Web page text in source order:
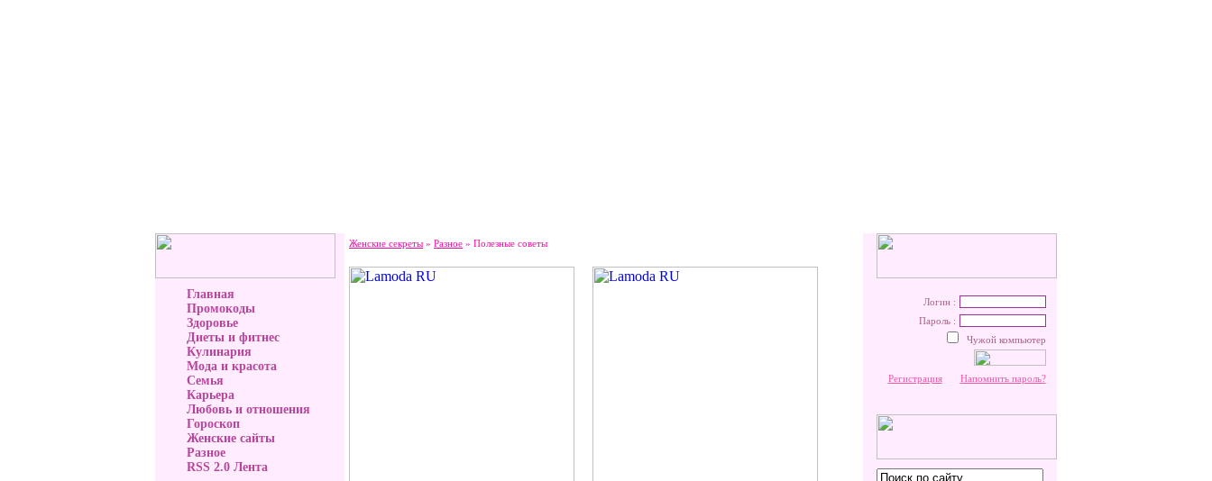
Главная
Промокоды
Здоровье
Диеты и фитнес
Кулинария
Мода и красота
Семья
Карьера
Любовь и отношения
Гороскоп
Женские сайты
Разное
RSS 2.0 Лента
Женские секреты » Разное » Полезные советы
Логин :
Пароль :
Чужой компьютер
Регистрация Напомнить пароль?